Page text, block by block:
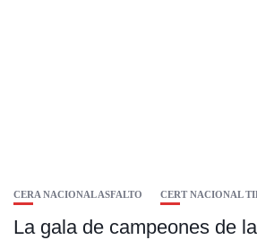
CERA NACIONAL ASFALTO CERT NACIONAL
La gala de campeones de